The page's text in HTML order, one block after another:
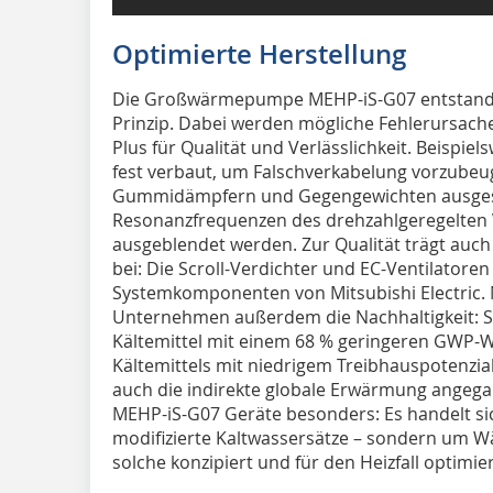
Optimierte Herstellung
Die Großwärmepumpe MEHP-iS-G07
Prinzip. Dabei werden mögliche
Plus für Qualität und Verlässlichkeit.
fest verbaut, um Falschverkabelung
Gummidämpfern und Gegengewichten
Resonanzfrequenzen des
ausgeblendet werden. Zur Qualität trägt
bei: Die Scroll-Verdichter und EC-Ventilatoren
Systemkomponenten von Mitsubishi Electric.
Unternehmen außerdem die Nachhaltigkeit:
Kältemittel mit einem 68 % geringeren GWP-
Kältemittels mit niedrigem
auch die indirekte globale Erwärmung
MEHP-iS-G07 Geräte besonders: Es handelt
modifizierte Kaltwassersätze – sondern um
solche konzipiert und für den Heizfall